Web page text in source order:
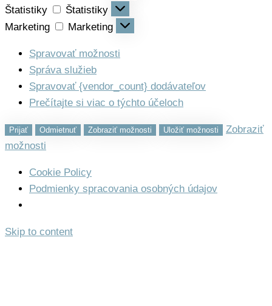
Štatistiky
Štatistiky
Marketing
Marketing
Spravovať možnosti
Správa služieb
Spravovať {vendor_count} dodávateľov
Prečítajte si viac o týchto účeloch
Prijať Odmietnuť Zobraziť možnosti Uložiť možnosti
Zobraziť
možnosti
Cookie Policy
Podmienky spracovania osobných údajov
Skip to content